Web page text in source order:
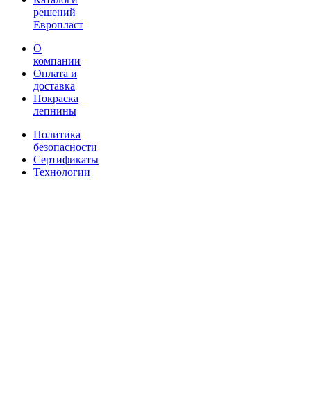
решений
Европласт
О
компании
Оплата и
доставка
Покраска
лепнины
Политика
безопасности
Сертификаты
Технологии